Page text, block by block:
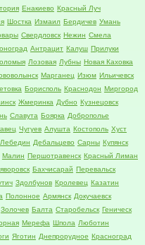
Енакиево Красный Луч
Шостка Измаил Бердичев Умань
Свердловск Нежин Смела
Антрацит Калуш Прилуки
Лозовая Лубны Новая Каховка
Марганец Изюм Ильичевск
Борисполь Краснодон Миргород
Жмеринка Дубно Кузнецовск
Славута Боярка Доброполье
Чугуев Алушта Костополь Хуст
Лебедин Дебальцево Сарны Купянск
Малин Першотравенск Красный Лиман
Бахчисарай Перевальск
Здолбунов Кролевец Казатин
Полонное Армянск Докучаевск
Золочев Балта Старобельск Геническ
Мерефа Шпола Люботин
Яготин Днепрорудное Красноград